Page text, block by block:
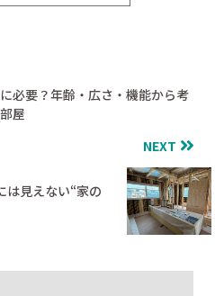
必要？年齢・広さ・機能から考
屋
NEXT
見えない“家の